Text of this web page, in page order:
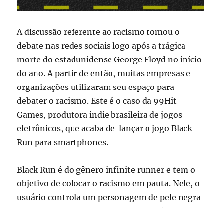
A discussão referente ao racismo tomou o
debate nas redes sociais logo após a trágica
morte do estadunidense George Floyd no início
do ano. A partir de então, muitas empresas e
organizações utilizaram seu espaço para
debater o racismo. Este é o caso da 99Hit
Games, produtora indie brasileira de jogos
eletrônicos, que acaba de lançar o jogo Black
Run para smartphones.
Black Run é do gênero infinite runner e tem o
objetivo de colocar o racismo em pauta. Nele, o
usuário controla um personagem de pele negra